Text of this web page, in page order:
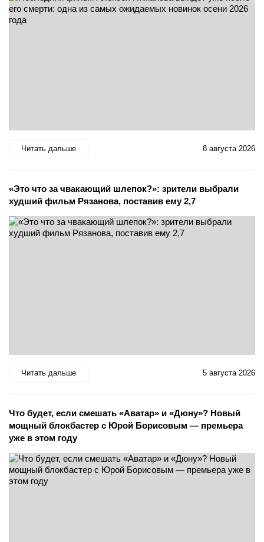
Читать дальше 8 августа 2026
«Это что за чвакающий шлепок?»: зрители выбрали
худший фильм Рязанова, поставив ему 2,7
Читать дальше 5 августа 2026
Что будет, если смешать «Аватар» и «Дюну»? Новый
мощный блокбастер с Юрой Борисовым — премьера
уже в этом году